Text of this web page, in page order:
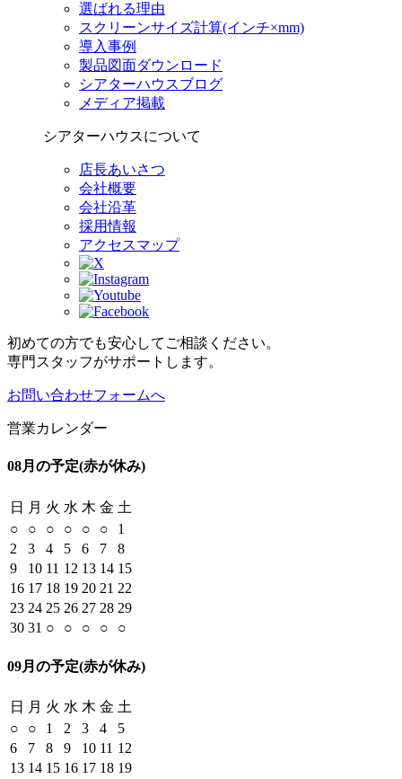
選ばれる理由
スクリーンサイズ計算(インチ×mm)
導入事例
製品図面ダウンロード
シアターハウスブログ
メディア掲載
シアターハウスについて
店長あいさつ
会社概要
会社沿革
採用情報
アクセスマップ
初めての方でも安心してご相談ください。
専門スタッフがサポートします。
お問い合わせフォームへ
営業カレンダー
08月の予定(赤が休み)
日 月 火 水 木 金 土
○
○ ○ ○ ○ ○
1
2
3 4 5 6 7
8
9
10 11 12 13 14 15
16 17 18 19 20 21 22
23 24 25 26 27 28 29
30 31 ○ ○ ○ ○ ○
09月の予定(赤が休み)
日 月 火 水 木 金 土
○
○ 1 2 3 4
5
6
7 8 9 10 11 12
13 14 15 16 17 18 19